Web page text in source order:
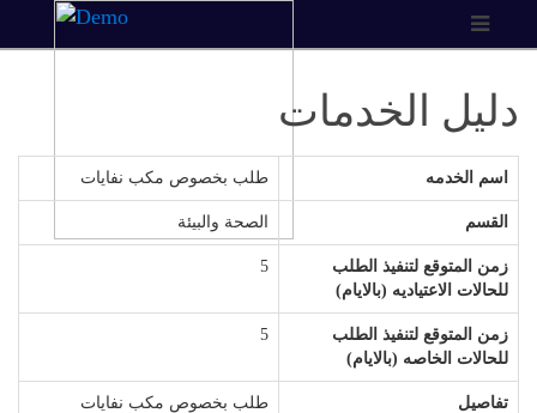
دليل الخدمات
اسم الخدمه طلب بخصوص مكب نفايات
القسم الصحة والبيئة
زمن المتوقع لتنفيذ الطلب
للحالات الاعتياديه (بالايام)
5
زمن المتوقع لتنفيذ الطلب
للحالات الخاصه (بالايام)
5
تفاصيل طلب بخصوص مكب نفايات